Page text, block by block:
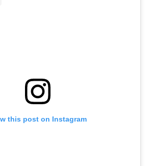
this post on Instagram